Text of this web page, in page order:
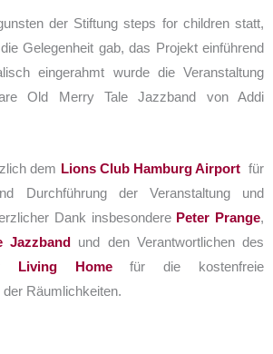
der Stiftung steps for children statt,
Gelegenheit gab, das Projekt einführend
eingerahmt wurde die Veranstaltung
Old Merry Tale Jazzband von Addi
dem Lions Club Hamburg Airport für
Durchführung der Veranstaltung und
Dank insbesondere Peter Prange,
Jazzband
und den Verantwortlichen des
Living Homefür die kostenfreie
Räumlichkeiten.